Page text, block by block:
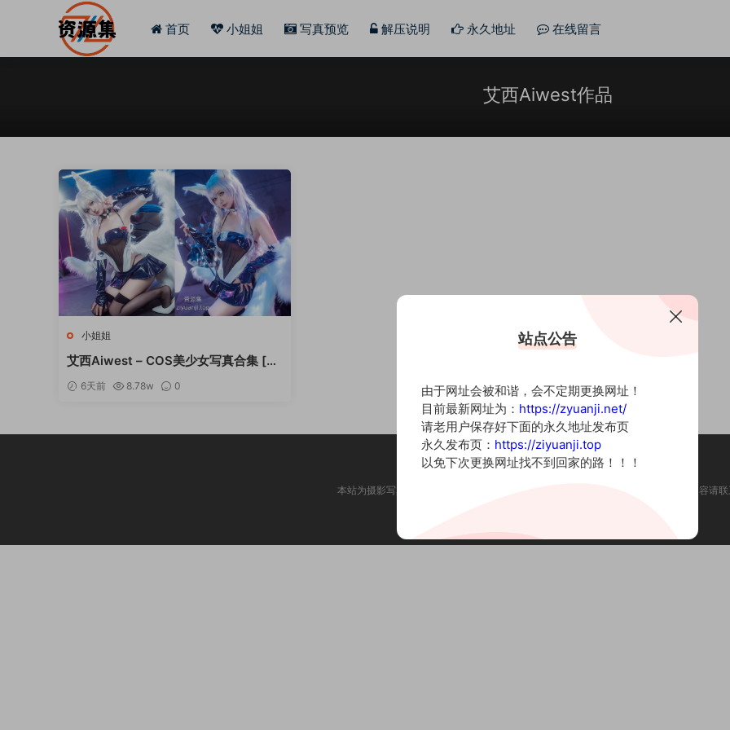
首页 小姐姐 写真预览 解压说明 永久地址 在线留言
艾西Aiwest作品
小姐姐
艾西Aiwest – COS美少女写真合集 [持
6天前 8.78w 0
本站为摄影写真图片网站，内容来自网络收集整理，仅作个人学习使用。如有违法内容请
站点公告
由于网址会被和谐，会不定期更换网址！
目前最新网址为： https://zyuanji.net/
请老用户保存好下面的永久地址发布页
永久发布页： https://ziyuanji.top
以免下次更换网址找不到回家的路！！！